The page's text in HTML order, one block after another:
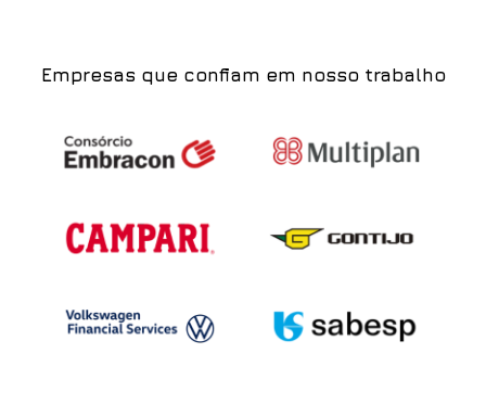
Empresas que confiam em nosso trabalho